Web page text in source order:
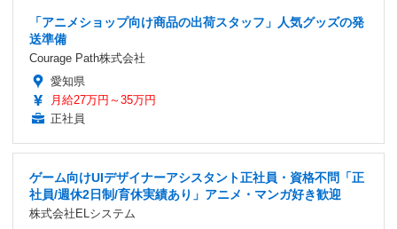
「アニメショップ向け商品の出荷スタッフ」人気グッズの発
送準備
Courage Path株式会社
愛知県
月給27万円～35万円
正社員
ゲーム向けUIデザイナーアシスタント正社員・資格不問「正
社員/週休2日制/育休実績あり」アニメ・マンガ好き歓迎
株式会社ELシステム